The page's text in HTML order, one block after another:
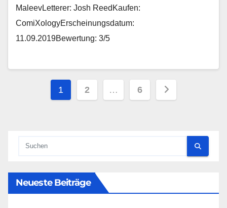
MaleevLetterer: Josh ReedKaufen:
ComiXologyErscheinungsdatum:
11.09.2019Bewertung: 3/5
Seitennummerierung
1 2 … 6
Neueste Beiträge